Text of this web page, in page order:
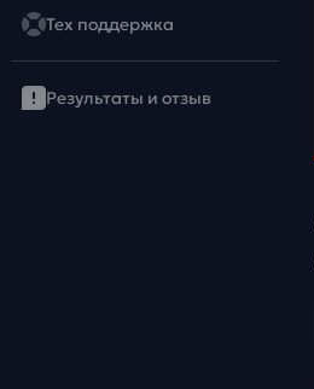
Тех поддержка
Результаты и отзыв